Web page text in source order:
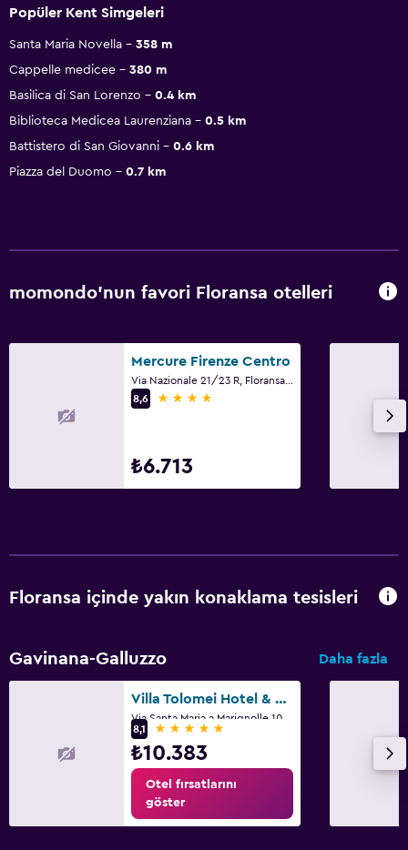
Popüler Kent Simgeleri
Santa Maria Novella
358 m
Cappelle medicee
380 m
Basilica di San Lorenzo
0.4 km
Biblioteca Medicea Laurenziana
0.5 km
Battistero di San Giovanni
0.6 km
Piazza del Duomo
0.7 km
momondo'nun favori Floransa otelleri
Mercure Firenze Centro
8,6
4 yıldız
₺6.713
Floransa içinde yakın konaklama tesisleri
Gavinana-Galluzzo Daha fazla
Villa Tolomei Hotel & Resort
8,1
5 yıldız
₺10.383
Otel fırsatlarını
göster